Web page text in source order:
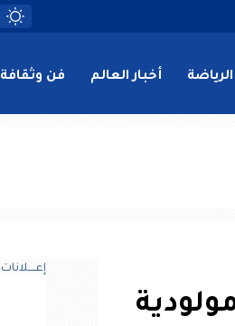
الرياضة أخبار العالم فن وثقافة
إعــــلانات